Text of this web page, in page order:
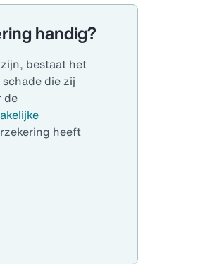
handig?
bestaat het
die zij
de
heeft